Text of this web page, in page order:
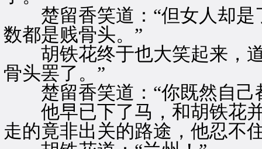
楚留香笑道：“但女人却是
数都是贱骨头。”
胡铁花终于也大笑起来，道
骨头罢了。”
楚留香笑道：“你既然自己
他早已下了马，和胡铁花并
走的竟非出关的路途，他忍不